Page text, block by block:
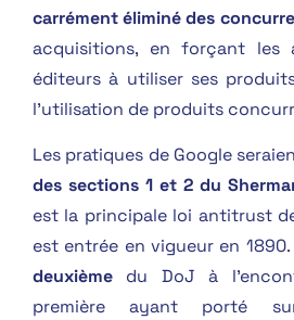
carrément éliminé des
acquisitions, en forçant les
éditeurs à utiliser ses
l’utilisation de produits
Les pratiques de Google
des sections 1 et 2 du
est la principale loi antitrust
est entrée en vigueur en 1890.
deuxième du DoJ à
première ayant porté